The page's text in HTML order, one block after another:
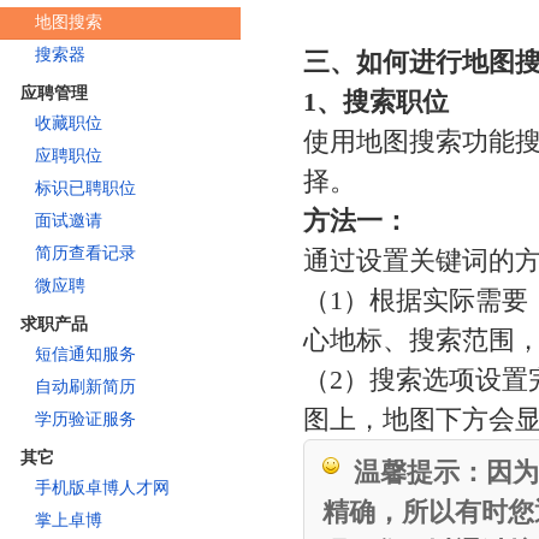
地图搜索
搜索器
应聘管理
收藏职位
应聘职位
标识已聘职位
面试邀请
简历查看记录
微应聘
求职产品
短信通知服务
自动刷新简历
学历验证服务
其它
手机版卓博人才网
掌上卓博
三、如何进行地图
1、搜索职位
使用地图搜索功能
择。
方法一：
通过设置关键词的
（1）根据实际需
心地标、搜索范围
（2）搜索选项设
图上，地图下方会
温馨提示：因
精确，所以有时